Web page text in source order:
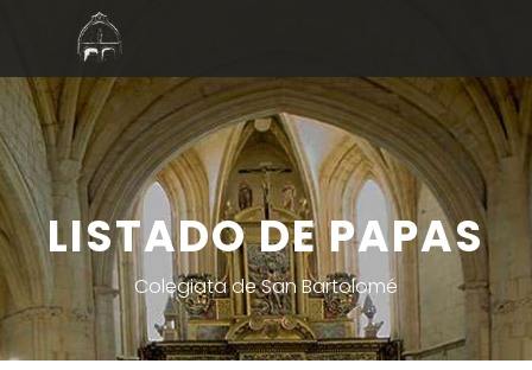
LISTADO DE PAPAS
Colegiata de San Bartolomé